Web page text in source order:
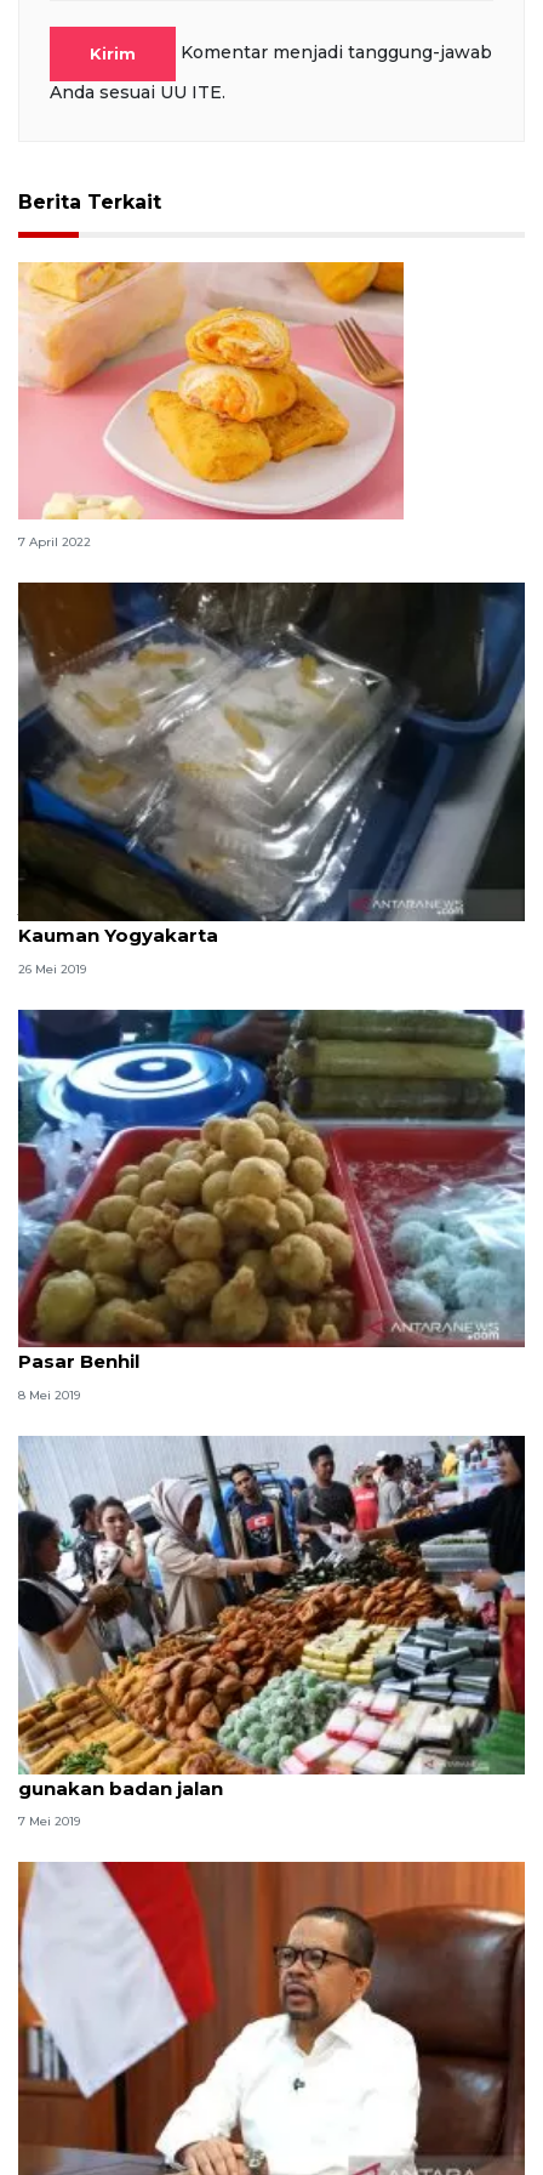
Kirim
Komentar menjadi tanggung-jawab
Anda sesuai UU ITE.
Berita Terkait
Resep risol mayo untuk berbuka puasa
7 April 2022
Jajanan "kicak" paling dicari di Pasar Ramadhan
Kauman Yogyakarta
26 Mei 2019
"Sala lauak" dan ketupat ketan jajanan favorit
Pasar Benhil
8 Mei 2019
Dishub Sleman imbau pasar tiban Ramadhan tidak
gunakan badan jalan
7 Mei 2019